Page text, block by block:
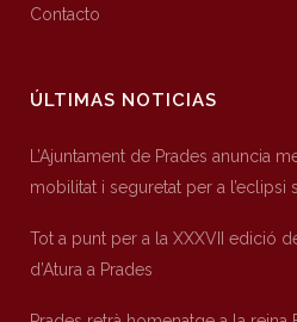
Contacto
ÚLTIMAS NOTICIAS
L’Ajuntament de Prades anuncia
mobilitat i seguretat per a l’eclipsi
Tot a punt per a la XXXVII edició
d’Atura a Prades